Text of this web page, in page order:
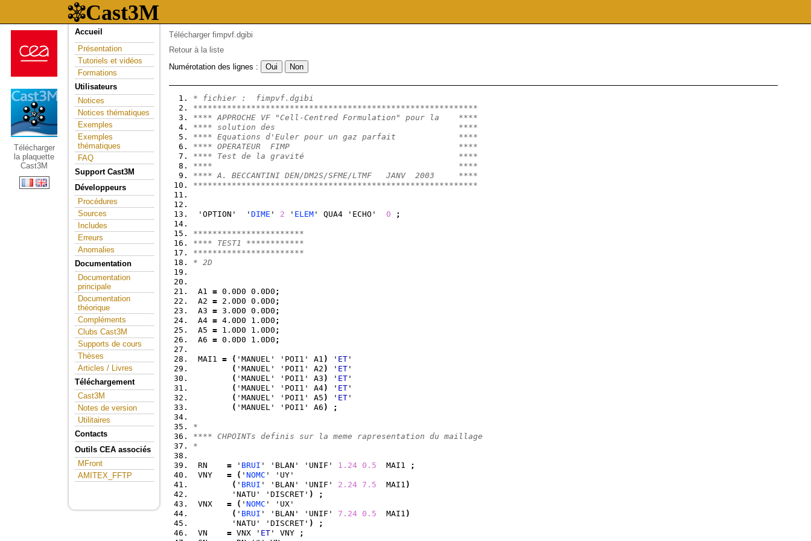
Télécharger
la plaquette
Cast3M
Accueil
Présentation
Tutoriels et vidéos
Formations
Utilisateurs
Notices
Notices thématiques
Exemples
Exemples
thématiques
FAQ
Support Cast3M
Développeurs
Procédures
Sources
Includes
Erreurs
Anomalies
Documentation
Documentation
principale
Documentation
théorique
Compléments
Clubs Cast3M
Supports de cours
Thèses
Articles / Livres
Téléchargement
Cast3M
Notes de version
Utilitaires
Contacts
Outils CEA associés
MFront
AMITEX_FFTP
Télécharger fimpvf.dgibi
Retour à la liste
Numérotation des lignes :
* fichier :  fimpvf.dgibi
***********************************************************
**** APPROCHE VF "Cell-Centred Formulation" pour la    ****
**** solution des                                      ****
**** Equations d'Euler pour un gaz parfait             ****
**** OPERATEUR  FIMP                                   ****
**** Test de la gravité                                ****
****                                                   ****
**** A. BECCANTINI DEN/DM2S/SFME/LTMF   JANV  2003     ****
***********************************************************
'OPTION'  ' DIME ' 2 ' ELEM ' QUA4 'ECHO' 0 ;
***********************
**** TEST1 ************
***********************
* 2D
A1 = 0.0D0 0.0D0 ;
A2 = 2.0D0 0.0D0 ;
A3 = 3.0D0 0.0D0 ;
A4 = 4.0D0 1.0D0 ;
A5 = 1.0D0 1.0D0 ;
A6 = 0.0D0 1.0D0 ;
MAI1 = ( 'MANUEL' 'POI1' A1 ) ' ET '
( 'MANUEL' 'POI1' A2 ) ' ET '
( 'MANUEL' 'POI1' A3 ) ' ET '
( 'MANUEL' 'POI1' A4) ' ET '
( 'MANUEL' 'POI1' A5 ) ' ET '
( 'MANUEL' 'POI1' A6 ) ;
*
**** CHPOINTs definis sur la meme rapresentation du maillage
*
RN = ' BRUI ' 'BLAN' 'UNIF' 1.24 0.5
  MAI1
;
VNY = ( ' NOMC ' 'UY'
( ' BRUI ' 'BLAN' 'UNIF' 2.24 7.5
  MAI1
)
        'NATU' 'DISCRET'
)
;
VNX = ( ' NOMC ' 'UX'
( ' BRUI ' 'BLAN' 'UNIF' 7.24 0.5
  MAI1
)
        'NATU' 'DISCRET'
)
;
VN = VNX ' ET ' VNY
;